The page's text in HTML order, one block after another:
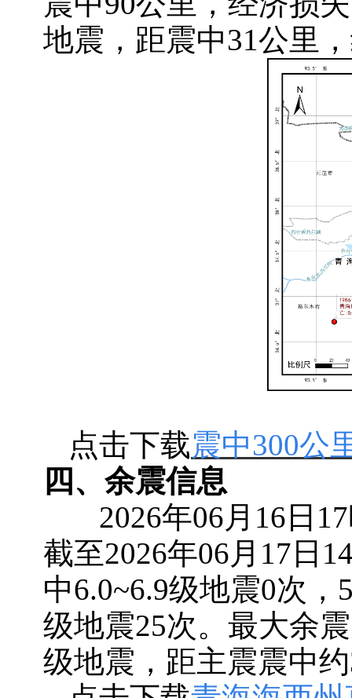
地震，距震中31公里
点击下载震中300公
四、余震信息
2026年06月16日
截至2026年06月17日
中6.0~6.9级地震0次，
级地震25次。最大余
级地震，距主震震中